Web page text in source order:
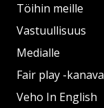
Töihin meille
Vastuullisuus
Medialle
Fair play -kanava
Veho In English